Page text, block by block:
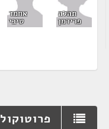
תהלה
פרידמן
אחמד
טיבי
פרוטוקול